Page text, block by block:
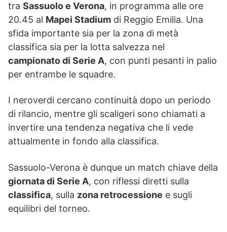
tra Sassuolo e Verona, in programma alle ore
20.45 al Mapei Stadium di Reggio Emilia. Una
sfida importante sia per la zona di metà
classifica sia per la lotta salvezza nel
campionato di Serie A, con punti pesanti in palio
per entrambe le squadre.
I neroverdi cercano continuità dopo un periodo
di rilancio, mentre gli scaligeri sono chiamati a
invertire una tendenza negativa che li vede
attualmente in fondo alla classifica.
Sassuolo-Verona è dunque un match chiave della
giornata di Serie A, con riflessi diretti sulla
classifica, sulla zona retrocessione e sugli
equilibri del torneo.